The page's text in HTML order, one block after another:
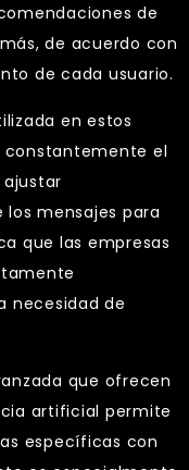
de
de acuerdo con
de cada usuario.
en estos
constantemente el
mensajes para
que las empresas
necesidad de
que ofrecen
artificial permite
específicas con